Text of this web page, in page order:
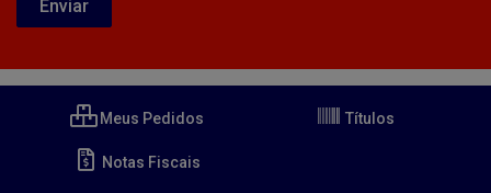
Meus Pedidos Títulos
Notas Fiscais